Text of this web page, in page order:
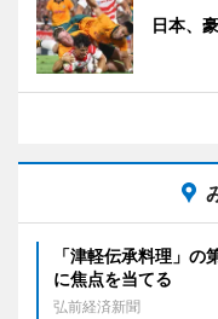
日本、
「津軽伝承料理」
に焦点を当てる
弘前経済新聞